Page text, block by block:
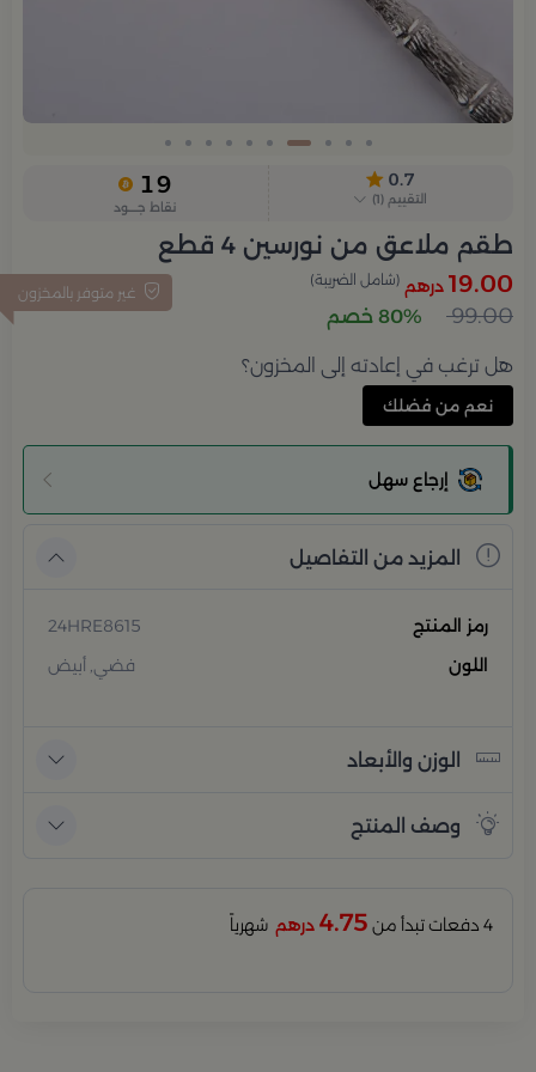
0.7
التقييم (
1
)
19
نقاط جــــود
طقم ملاعق من نورسين 4 قطع
غير متوفر بالمخزون 19.00 درهم (شامل الضريبة)
99.00 80% خصم
هل ترغب في إعادته إلى المخزون؟
نعم من فضلك
إرجاع سهل
المزيد من التفاصيل
رمز المنتج
24HRE8615
اللون
فضي, أبيض
الوزن والأبعاد
وصف المنتج
4 دفعات تبدأ من 4.75 درهم شهرياً